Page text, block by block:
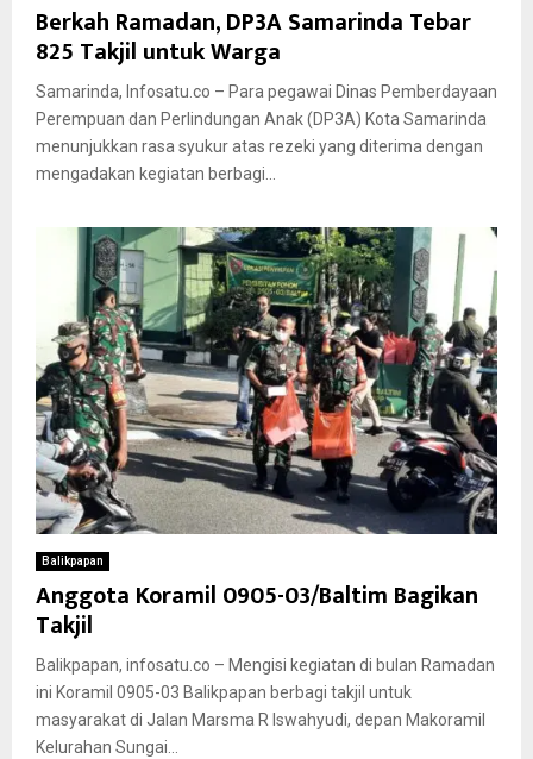
Berkah Ramadan, DP3A Samarinda Tebar
825 Takjil untuk Warga
Samarinda, Infosatu.co – Para pegawai Dinas Pemberdayaan
Perempuan dan Perlindungan Anak (DP3A) Kota Samarinda
menunjukkan rasa syukur atas rezeki yang diterima dengan
mengadakan kegiatan berbagi...
Balikpapan
Anggota Koramil 0905-03/Baltim Bagikan
Takjil
Balikpapan, infosatu.co – Mengisi kegiatan di bulan Ramadan
ini Koramil 0905-03 Balikpapan berbagi takjil untuk
masyarakat di Jalan Marsma R Iswahyudi, depan Makoramil
Kelurahan Sungai...